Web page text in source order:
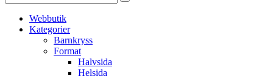
Webbutik
Kategorier
Barnkryss
Format
Halvsida
Helsida